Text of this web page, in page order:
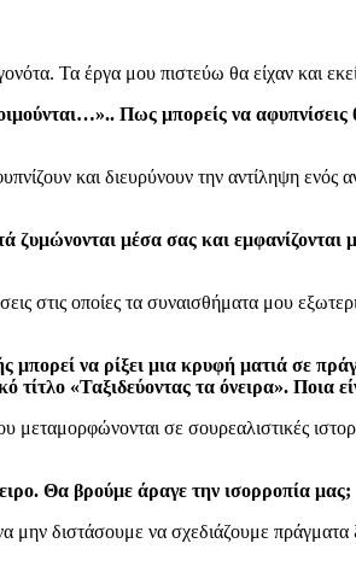
Τα έργα μου πιστεύω θα είχαν και
Πως μπορείς να αφυπνίσεις
και διευρύνουν την αντίληψη ενός
ζυμώνονται μέσα σας και
στις οποίες τα συναισθήματα μου
μπορεί να ρίξει μια κρυφή ματιά σε
τίτλο «Ταξιδεύοντας τα όνειρα». Ποια
σε σουρεαλιστικές
Θα βρούμε άραγε την ισορροπία μας;
διστάσουμε να σχεδιάζουμε πράγματα